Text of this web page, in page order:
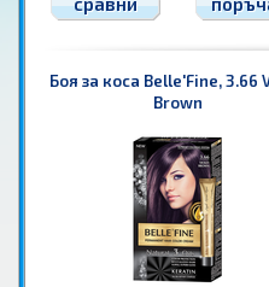
Боя за коса Belle'Fine, 3.66
Brown